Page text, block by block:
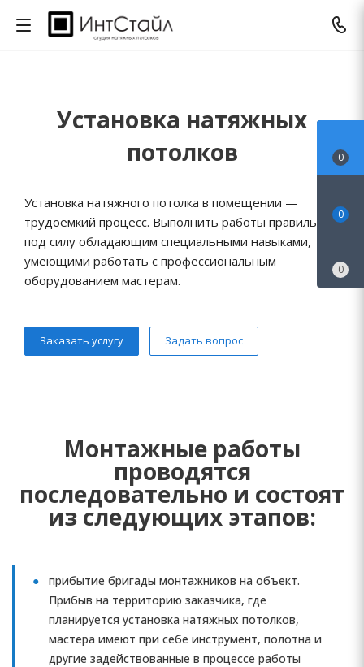
Установка натяжных
потолков
Установка натяжного потолка в помещении —
трудоемкий процесс. Выполнить работы правильно
под силу обладающим специальными навыками,
умеющими работать с профессиональным
оборудованием мастерам.
Заказать услугу Задать вопрос
Монтажные работы
проводятся
последовательно и состоят
из следующих этапов:
прибытие бригады монтажников на объект.
Прибыв на территорию заказчика, где
планируется установка натяжных потолков,
мастера имеют при себе инструмент, полотна и
другие задействованные в процессе работы
0
0
0